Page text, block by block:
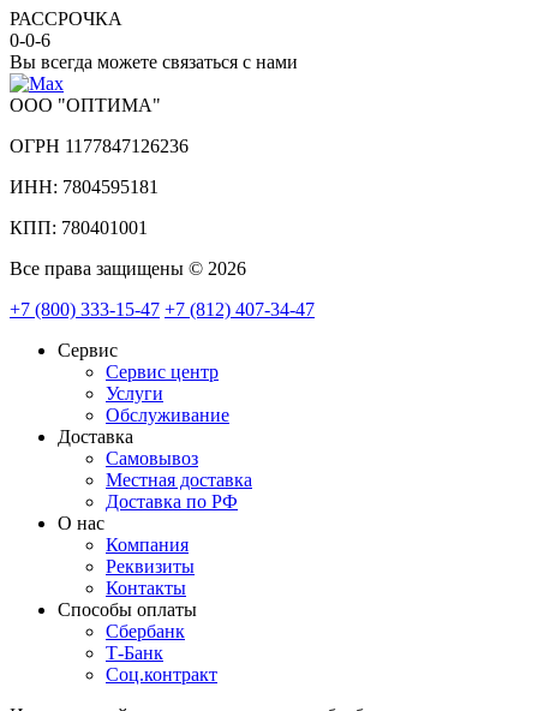
РАССРОЧКА
0-0-6
Вы всегда можете связаться с нами
ООО "ОПТИМА"
ОГРН 1177847126236
ИНН: 7804595181
КПП: 780401001
Все права защищены © 2026
+7 (800) 333-15-47 +7 (812) 407-34-47
Сервис
Сервис центр
Услуги
Обслуживание
Доставка
Самовывоз
Местная доставка
Доставка по РФ
О нас
Компания
Реквизиты
Контакты
Cпособы оплаты
Сбербанк
Т-Банк
Соц.контракт